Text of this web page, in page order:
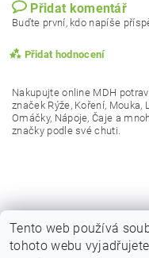
Přidat komentář
Buďte první, kdo napíše
Přidat hodnocení
Nakupujte online MDH
značek Rýže, Koření, Mouka,
Omáčky, Nápoje, Čaje a
značky podle své chuti.
Tento web používá
tohoto webu